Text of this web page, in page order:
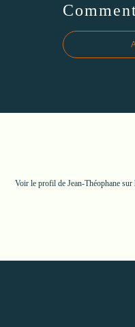
Voir le profil de Jean-Théophane sur